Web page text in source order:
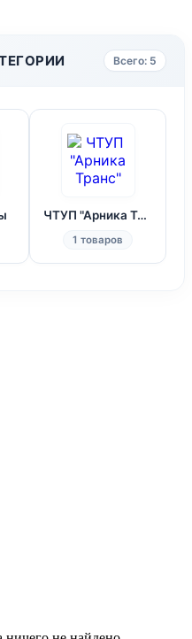
Всего: 5
ЧТУП "Арника Транс"
1 товаров